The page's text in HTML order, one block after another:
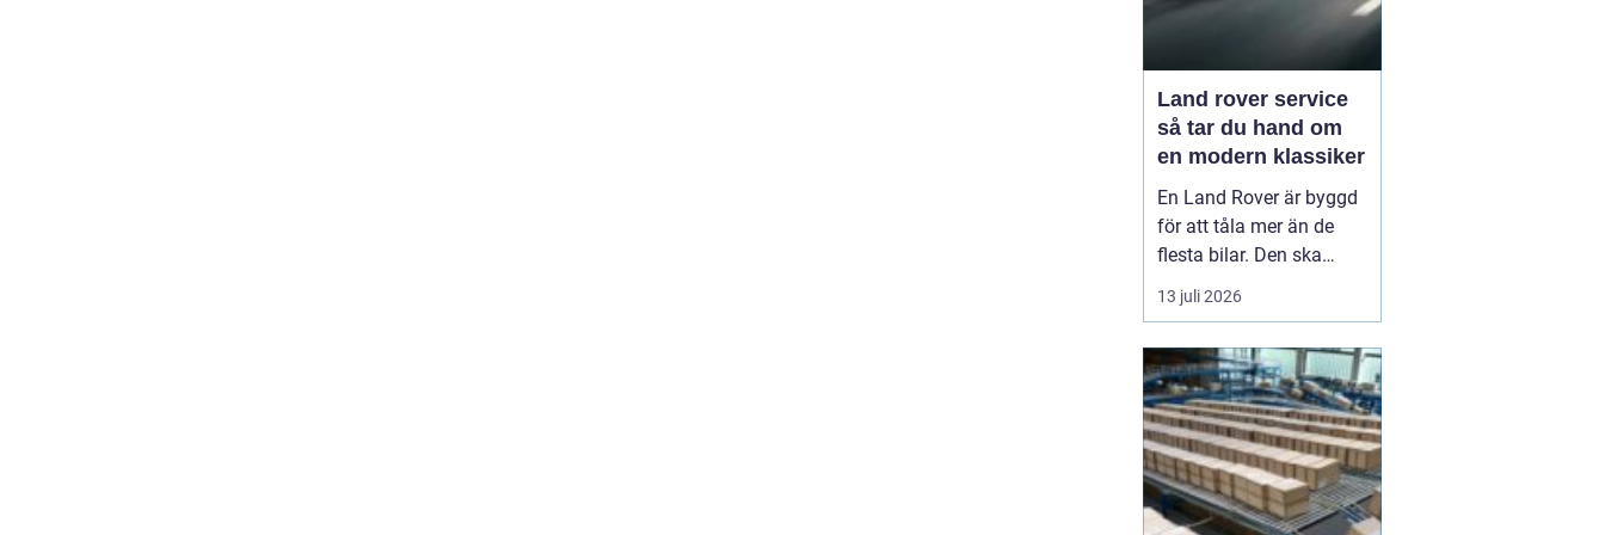
Land rover service
så tar du hand om
en modern klassiker
En Land Rover är byggd
för att tåla mer än de
flesta bilar. Den ska
klara motorväg,
stadstrafik, grusvägar
Samtidigt är den full av
avancerad teknik, från
fyrhjulsdrift och
luftfjädring till moderna
säkerhetssystem. För att
bi...
13 juli 2026